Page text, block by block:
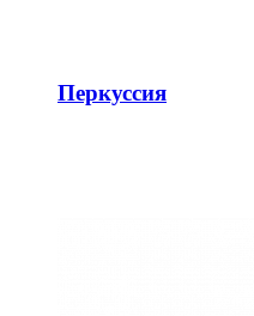
Перкуссия